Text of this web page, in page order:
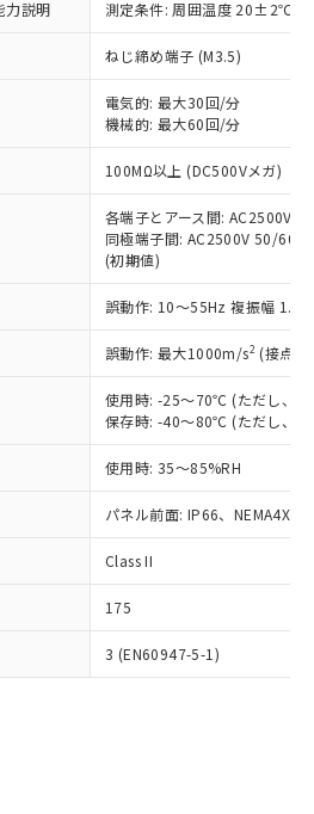
力説明 測定条件: 周囲温度 20±2℃、
ねじ締め端子 (M3.5)
電気的: 最大30回/分
機械的: 最大60回/分
100MΩ以上 (DC500Vメガ)
各端子とアース間: AC2500V
同極端子間: AC2500V 50/
(初期値)
誤動作: 10～55Hz 複振幅
誤動作: 最大1000m/s2 (接点
使用時: -25～70℃ (ただし、氷
保存時: -40～80℃ (ただし、氷
使用時: 35～85%RH
パネル前面: IP66、NEMA4X,
Class II
175
3 (EN60947-5-1)
みいただき、同意のうえ
は、当社制御機器事業取扱
在庫状況および標準価格
供させていただくもので
器事業取扱商品の中には、
の対象外となる商品もある
承ください。
よび標準価格照会結果は、
る更新日時点での社内デー
作成されるものであり、閲
点での実際の在庫および標
異なる場合があることをご
状況および標準価格はお客
先、またはお客様担当のオ
機器販売店・当社販売員に
御機器販売店や当社販売拠
ネットワーク
」をご確認
び標準価格結果を当社の
なく第三者に漏洩または開
うお願いします。
能（部品リスト作成サー
RoHS指令（10物質）の
商品で、対応品を出す予
を調査中または確認中の
ンス料など無形物で、有
のない商品です。
より、非含有部品として
品と判明した場合などや
ことがあります。
、 水銀(Hg) 1000ppm以下、 カド
、フタル酸ビス(2-エチルヘキシ
1000ppm以下、フタル酸ブチ
1000ppm以下、フタル酸ジブチル
下、フタル酸ジイソブチル
業用監視および制御機器に対する
え状況などにより、予定
表
材料含有率が中国RoHSの
ことを示します。
材料含有率が中国RoHSの
ることを示します。
す。当社販売部門へお問
準値 (GB/T26572)：
水銀) : 1000ppm、 Cd(カドミウ
、 PBBs(ポリ臭化ビフェ
ポリ臭化ジフェニルエーテ
ル) : 1000ppm、 DIBP(フタル酸ジ
、 BBP(フタル酸ブチルベンジ
エチルヘキシル)) : 1000ppm
期限
（10物質）のすべてが基
用状況下において有害物
れら貴社製品のうち、外国
外国貿易法に定める商品
貨物等」という）を輸出
への提供する場合は、日本
出許可(または役務取引許
貨物を破棄する場合は、完
るなど、違法に輸出されな
な手段を講じます。
製品を、核兵器、ミサイ
器、生物兵器またはその他
これらの製造装置等に一切
せん。
社製品を第三者に販売する
1、2および3の内容を当
通知します。また当社は、
び販売に係わる関係者が違
以上の在庫あり
には満たないが在庫あり
し(最新の在庫状況につ
客様担当のオムロン制御
店・当社販売員にご確
機種、また在庫状況の